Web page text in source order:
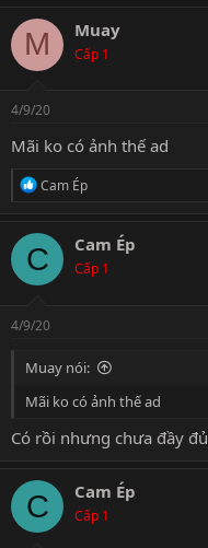
M Muay
Cấp 1
4/9/20
Mãi ko có ảnh thế ad
R
c
t
i
o
s
Cam Ép
C Cam Ép
Cấp 1
4/9/20
Muay nói:
Mãi ko có ảnh thế ad
Có rồi nhưng chưa đầy đủ
C Cam Ép
Cấp 1